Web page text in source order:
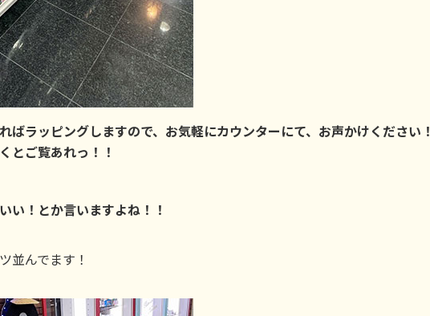
ばラッピングしますので、お気軽にカウンターにて、お声かけください！
とご覧あれっ！！
い！とか言いますよね！！
並んでます！